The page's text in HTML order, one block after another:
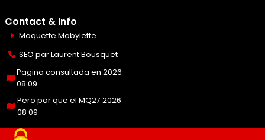
Contact & Info
Maquette Mobylette
SEO parLaurent Bousquet
Pagina consultada en 2026
08 09
Pero por que el MQ27 2026
08 09